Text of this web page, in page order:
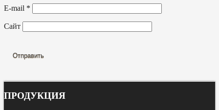
E-mail *
Сайт
ПРОДУКЦИЯ